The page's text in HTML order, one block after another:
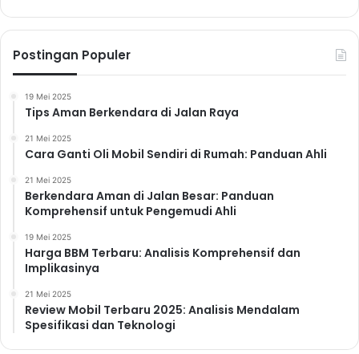
Postingan Populer
19 Mei 2025
Tips Aman Berkendara di Jalan Raya
21 Mei 2025
Cara Ganti Oli Mobil Sendiri di Rumah: Panduan Ahli
21 Mei 2025
Berkendara Aman di Jalan Besar: Panduan
Komprehensif untuk Pengemudi Ahli
19 Mei 2025
Harga BBM Terbaru: Analisis Komprehensif dan
Implikasinya
21 Mei 2025
Review Mobil Terbaru 2025: Analisis Mendalam
Spesifikasi dan Teknologi